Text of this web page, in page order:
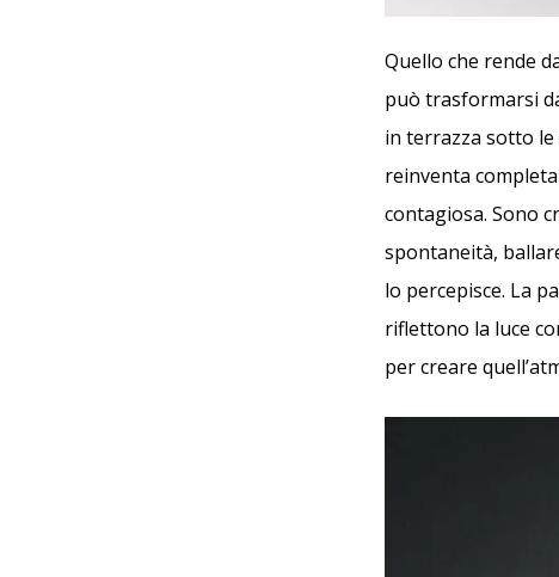
Quello che rende
può trasformarsi
in terrazza sotto le
reinventa
contagiosa. Sono
spontaneità,
lo percepisce. La
riflettono la luce
per creare